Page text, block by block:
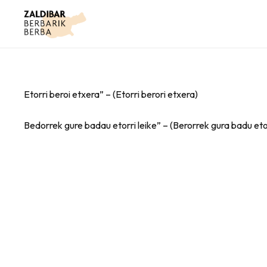
Etorri beroi etxera” – (Etorri berori etxera)
Bedorrek gure badau etorri leike” – (Berorrek gura badu